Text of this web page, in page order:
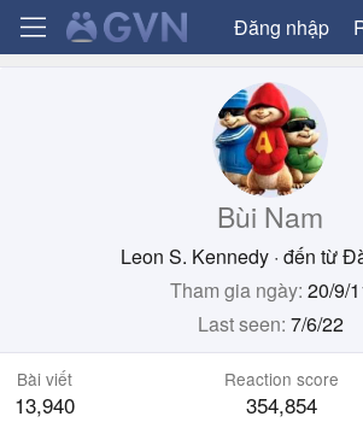
Đăng nhập
Bùi Nam
Leon S. Kennedy · đến từ
Tham gia ngày 20/9/
Last seen 7/6/22
Bài viết
13,940
Reaction score
354,854